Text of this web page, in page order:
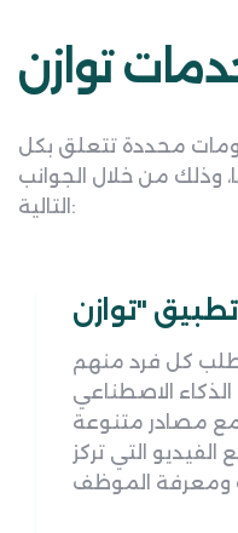
توازن
محددة تتعلق بكل
من خلال الجوانب
التالية:
طلب كل فرد منهم
الاصطناعي
مع مصادر متنوعة
التي تركز